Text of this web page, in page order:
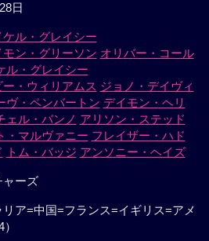
日
ケル・グレイシー
モン・グリーソン オリバー・コール
ル・グレイシー
ー・ウィリアムス ジョノ・デイヴィ
ヴ・ペンバートン デイモン・ヘリ
ェル・バンノ アリソン・ステッド
・マルヴァニー フレイザー・ハド
トム・バッジ アンソニー・ヘイズ
ャーズ
リア=中国=フランス=イギリス=アメ